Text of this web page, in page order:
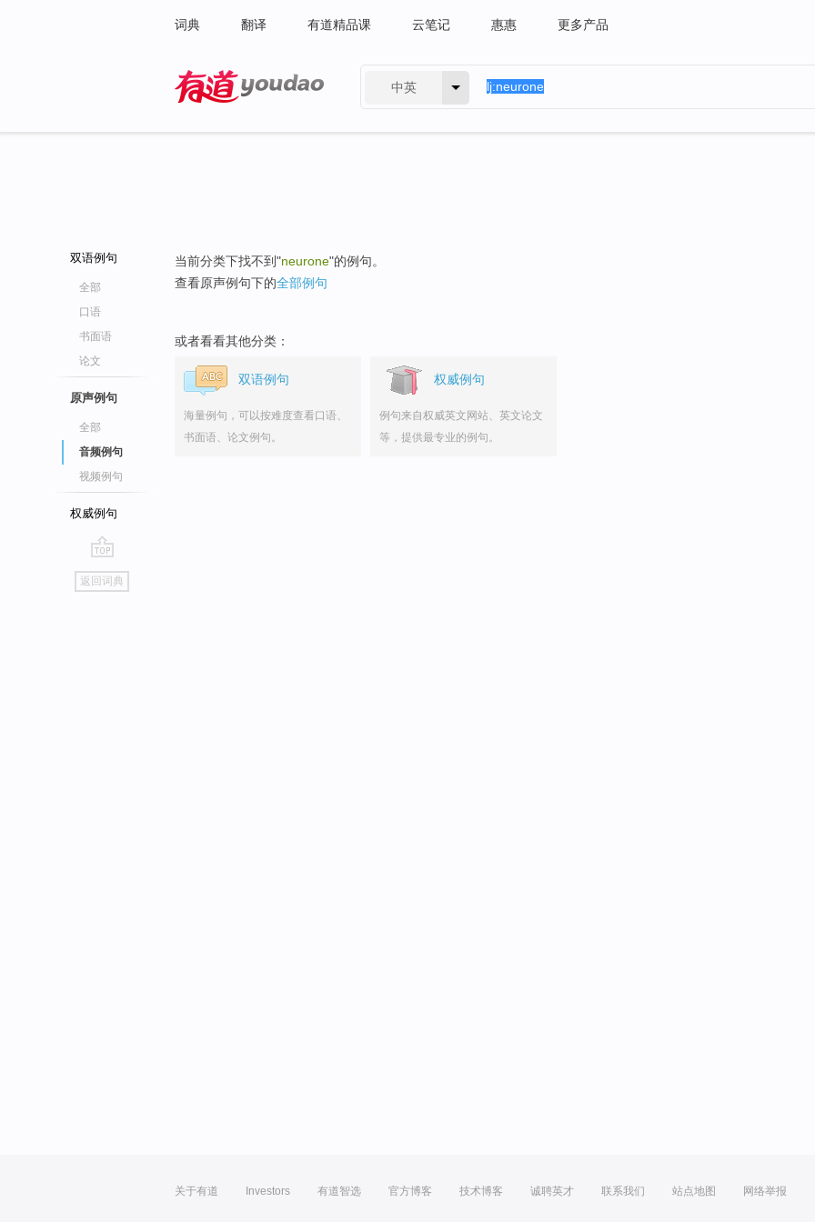
词典 翻译 有道精品课 云笔记 惠惠 更多产品
中英
双语例句
全部
口语
书面语
论文
原声例句
全部
音频例句
视频例句
权威例句
go
top
返回词典
当前分类下找不到"neurone"的例句。
查看原声例句下的全部例句
或者看看其他分类：
双语例句
海量例句，可以按难度查看口语、
书面语、论文例句。
权威例句
例句来自权威英文网站、英文论文
等，提供最专业的例句。
关于有道 Investors 有道智选 官方博客 技术博客 诚聘英才 联系我们 站点地图 网络举报